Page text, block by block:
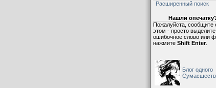
Расширенный поиск
Нашли
Пожалуйста, сообщите
этом - просто выделите
ошибочное слово или
нажмите Shift Enter.
Блог одного